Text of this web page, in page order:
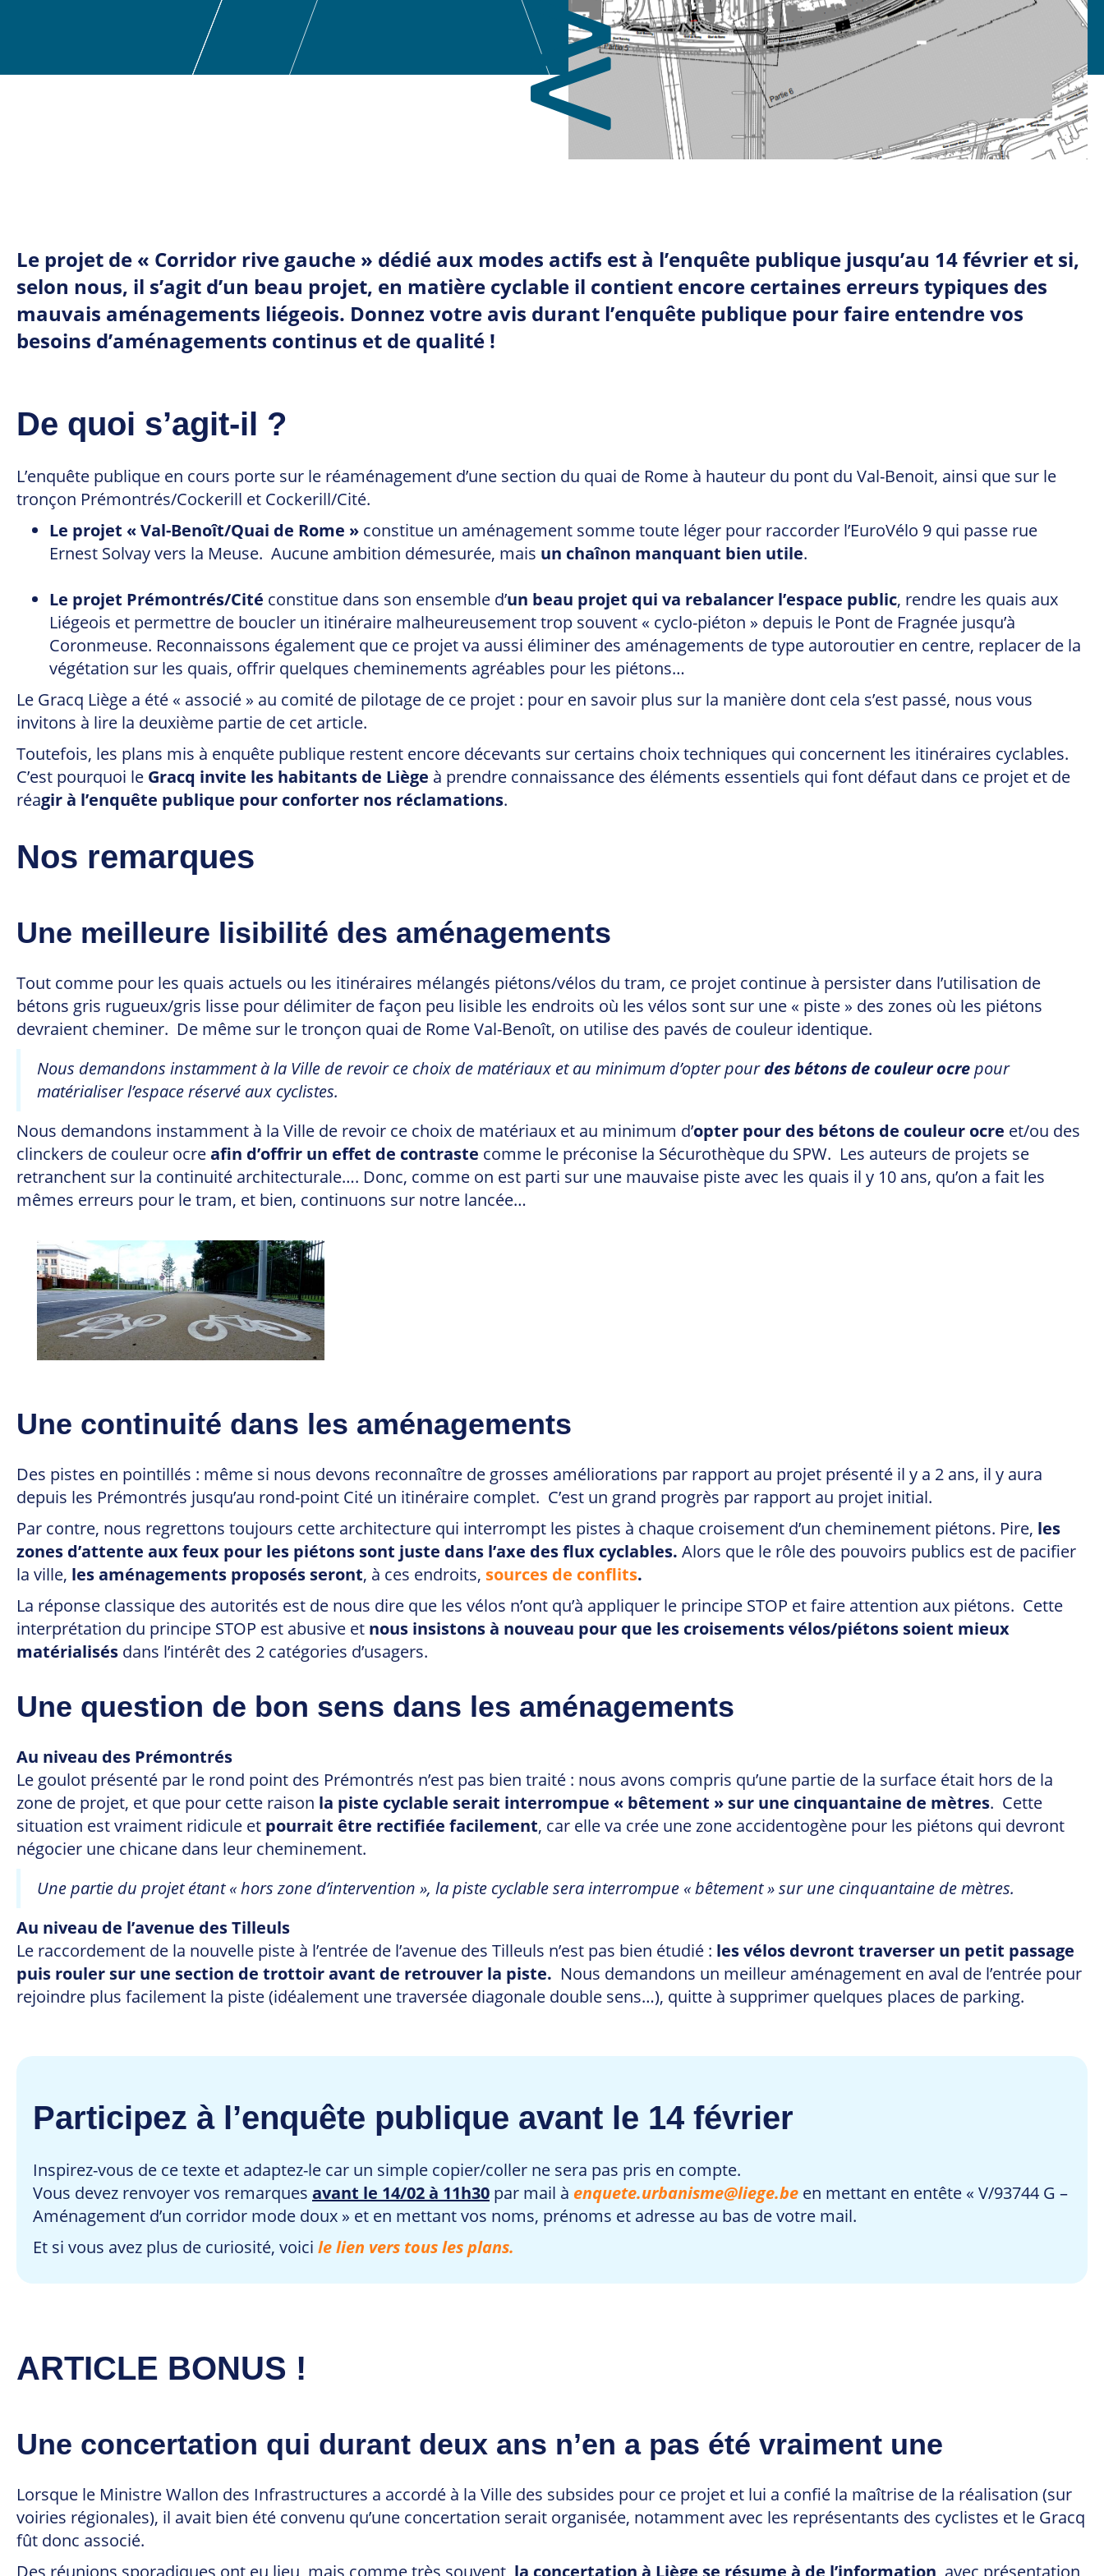
Le projet de « Corridor rive gauche » dédié aux modes actifs est à l’enquête publique jusqu’au 14 février et si,
selon nous, il s’agit d’un beau projet, en matière cyclable il contient encore certaines erreurs typiques des
mauvais aménagements liégeois. Donnez votre avis durant l’enquête publique pour faire entendre vos
besoins d’aménagements continus et de qualité !
De quoi s’agit-il ?
L’enquête publique en cours porte sur le réaménagement d’une section du quai de Rome à hauteur du pont du Val-Benoit, ainsi que sur le
tronçon Prémontrés/Cockerill et Cockerill/Cité.
Le projet « Val-Benoît/Quai de Rome » constitue un aménagement somme toute léger pour raccorder l’EuroVélo 9 qui passe rue
Ernest Solvay vers la Meuse. Aucune ambition démesurée, mais un chaînon manquant bien utile.
Le projet Prémontrés/Cité constitue dans son ensemble d’un beau projet qui va rebalancer l’espace public, rendre les quais aux
Liégeois et permettre de boucler un itinéraire malheureusement trop souvent « cyclo-piéton » depuis le Pont de Fragnée jusqu’à
Coronmeuse. Reconnaissons également que ce projet va aussi éliminer des aménagements de type autoroutier en centre, replacer de la
végétation sur les quais, offrir quelques cheminements agréables pour les piétons…
Le Gracq Liège a été « associé » au comité de pilotage de ce projet : pour en savoir plus sur la manière dont cela s’est passé, nous vous
invitons à lire la deuxième partie de cet article.
Toutefois, les plans mis à enquête publique restent encore décevants sur certains choix techniques qui concernent les itinéraires cyclables.
C’est pourquoi le Gracq invite les habitants de Liège à prendre connaissance des éléments essentiels qui font défaut dans ce projet et de
réagir à l’enquête publique pour conforter nos réclamations.
Nos remarques
Une meilleure lisibilité des aménagements
Tout comme pour les quais actuels ou les itinéraires mélangés piétons/vélos du tram, ce projet continue à persister dans l’utilisation de
bétons gris rugueux/gris lisse pour délimiter de façon peu lisible les endroits où les vélos sont sur une « piste » des zones où les piétons
devraient cheminer. De même sur le tronçon quai de Rome Val-Benoît, on utilise des pavés de couleur identique.
Nous demandons instamment à la Ville de revoir ce choix de matériaux et au minimum d’opter pourdes bétons de couleur ocrepour
matérialiser l’espace réservé aux cyclistes.
Nous demandons instamment à la Ville de revoir ce choix de matériaux et au minimum d’opter pour des bétons de couleur ocre et/ou des
clinckers de couleur ocreafin d’offrir un effet de contraste comme le préconise la Sécurothèque du SPW. Les auteurs de projets se
retranchent sur la continuité architecturale…. Donc, comme on est parti sur une mauvaise piste avec les quais il y 10 ans, qu’on a fait les
mêmes erreurs pour le tram, et bien, continuons sur notre lancée…
Une continuité dans les aménagements
Des pistes en pointillés : même si nous devons reconnaître de grosses améliorations par rapport au projet présenté il y a 2 ans, il y aura
depuis les Prémontrés jusqu’au rond-point Cité un itinéraire complet. C’est un grand progrès par rapport au projet initial.
Par contre, nous regrettons toujours cette architecture qui interrompt les pistes à chaque croisement d’un cheminement piétons. Pire, les
zones d’attente aux feux pour les piétons sont juste dans l’axe des flux cyclables. Alors que le rôle des pouvoirs publics est de pacifier
la ville, les aménagements proposés seront, à ces endroits, sources de conflits.
La réponse classique des autorités est de nous dire que les vélos n’ont qu’à appliquer le principe STOP et faire attention aux piétons. Cette
interprétation du principe STOP est abusive et nous insistons à nouveau pour que les croisements vélos/piétons soient mieux
matérialisés dans l’intérêt des 2 catégories d’usagers.
Une question de bon sens dans les aménagements
Au niveau des Prémontrés
Le goulot présenté par le rond point des Prémontrés n’est pas bien traité : nous avons compris qu’une partie de la surface était hors de la
zone de projet, et que pour cette raison la piste cyclable serait interrompue « bêtement » sur une cinquantaine de mètres. Cette
situation est vraiment ridicule et pourrait être rectifiée facilement, car elle va crée une zone accidentogène pour les piétons qui devront
négocier une chicane dans leur cheminement.
Une partie du projet étant « hors zone d’intervention », la piste cyclable sera interrompue « bêtement » sur une cinquantaine de mètres.
Au niveau de l’avenue des Tilleuls
Le raccordement de la nouvelle piste à l’entrée de l’avenue des Tilleuls n’est pas bien étudié : les vélos devront traverser un petit passage
puis rouler sur une section de trottoir avant de retrouver la piste. Nous demandons un meilleur aménagement en aval de l’entrée pour
rejoindre plus facilement la piste (idéalement une traversée diagonale double sens…), quitte à supprimer quelques places de parking.
Participez à l’enquête publique avant le 14 février
Inspirez-vous de ce texte et adaptez-le car un simple copier/coller ne sera pas pris en compte.
Vous devez renvoyer vos remarques avant le 14/02 à 11h30 par mail à enquete.urbanisme@liege.be en mettant en entête « V/93744 G –
Aménagement d’un corridor mode doux » et en mettant vos noms, prénoms et adresse au bas de votre mail.
Et si vous avez plus de curiosité, voici le lien vers tous les plans.
ARTICLE BONUS !
Une concertation qui durant deux ans n’en a pas été vraiment une
Lorsque le Ministre Wallon des Infrastructures a accordé à la Ville des subsides pour ce projet et lui a confié la maîtrise de la réalisation (sur
voiries régionales), il avait bien été convenu qu’une concertation serait organisée, notamment avec les représentants des cyclistes et le Gracq
fût donc associé.
Des réunions sporadiques ont eu lieu, mais comme très souvent, la concertation à Liège se résume à de l’information , avec présentation